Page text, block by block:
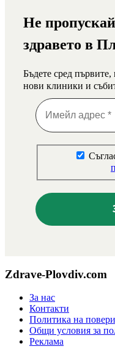
Не
здравето в
Бъдете сред първите,
нови клиники и
Zdrave-Plovdiv.com
За нас
Контакти
Политика на
Общи условия за
Реклама